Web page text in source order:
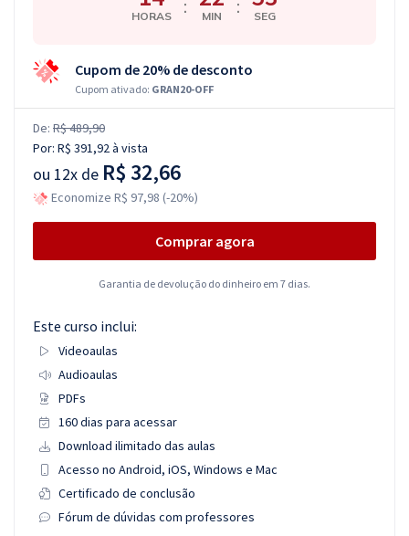
HORAS : MIN : SEG
Cupom de 20% de desconto
Cupom ativado: GRAN20-OFF
De: R$ 489,90
Por: R$ 391,92à vista
ou 12x de R$ 32,66
Economize R$ 97,98 (-20%)
Comprar agora
Garantia de devolução do dinheiro em 7 dias.
Este curso inclui:
Videoaulas
Audioaulas
PDFs
160 dias para acessar
Download ilimitado das aulas
Acesso no Android, iOS, Windows e Mac
Certificado de conclusão
Fórum de dúvidas com professores